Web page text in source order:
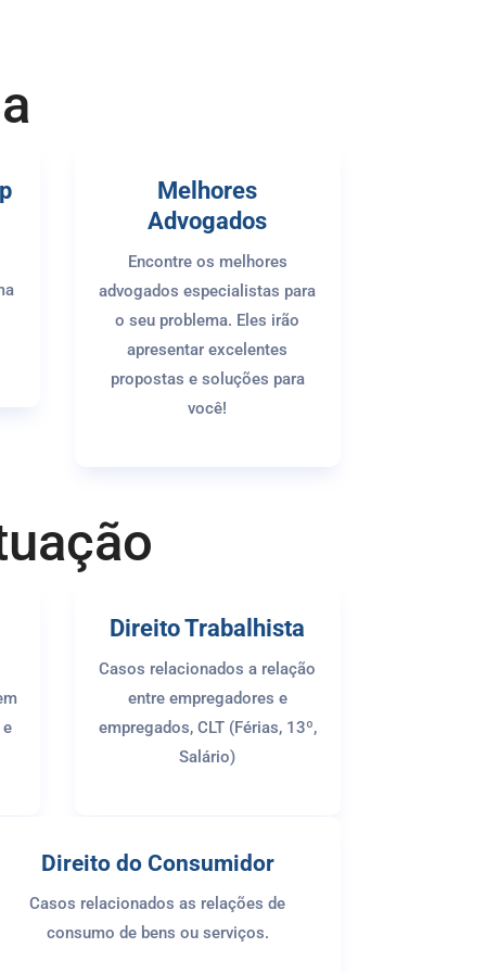
Melhores
Advogados
Encontre os melhores
advogados especialistas para
o seu problema. Eles irão
apresentar excelentes
propostas e soluções para
você!
Direito Trabalhista
Casos relacionados a relação
entre empregadores e
empregados, CLT (Férias, 13º,
Salário)
Direito do Consumidor
Casos relacionados as relações de
consumo de bens ou serviços.